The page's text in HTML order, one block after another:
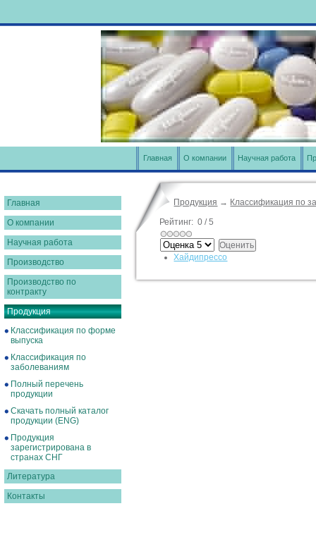
Главная О компании Научная работа
Главная
О компании
Научная работа
Производство
Производство по
контракту
Продукция
Классификация по форме
выпуска
Классификация по
заболеваниям
Полный перечень
продукции
Скачать полный каталог
продукции (ENG)
Продукция
зарегистрирована в
странах СНГ
Литература
Контакты
Продукция → Классификация по
Рейтинг:0 /5
Хайдипрессо